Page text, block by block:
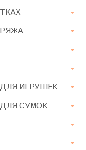
ИГРУШЕК
СУМОК